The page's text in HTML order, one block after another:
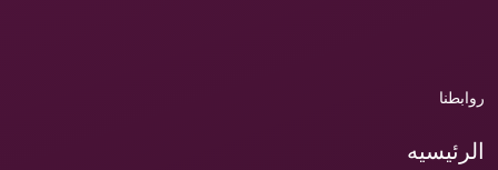
روابطنا
الرئيسيه